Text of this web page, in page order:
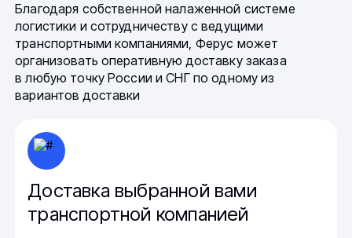
Благодаря собственной налаженной системе
логистики и сотрудничеству с ведущими
транспортными компаниями, Ферус может
организовать оперативную доставку заказа
в любую точку России и СНГ по одному из
вариантов доставки
Доставка выбранной вами
транспортной компанией